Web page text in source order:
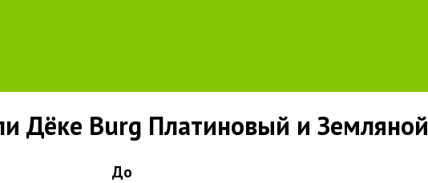
Дёке Burg Платиновый и Земляной
До